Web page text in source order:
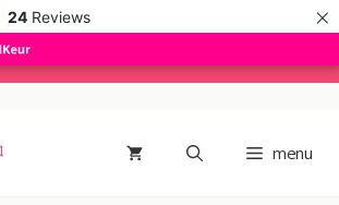
24 Reviews ×
menu